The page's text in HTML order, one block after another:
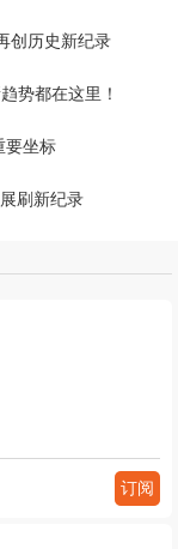
创历史新纪录
势都在这里！
要坐标
刷新纪录
订阅